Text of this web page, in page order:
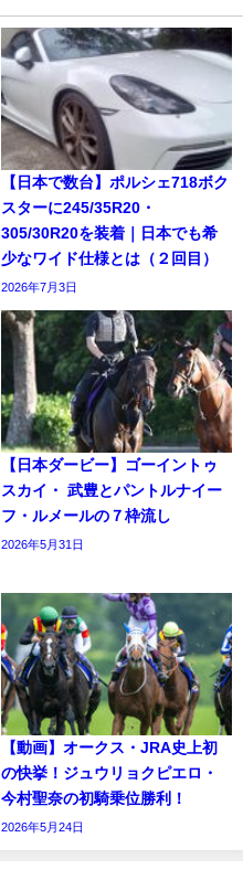
【日本で数台】ポルシェ718ボク
スターに245/35R20・
305/30R20を装着｜日本でも希
少なワイド仕様とは（２回目）
2026年7月3日
【日本ダービー】ゴーイントゥ
スカイ・ 武豊とパントルナイー
フ・ルメールの７枠流し
2026年5月31日
【動画】オークス・JRA史上初
の快挙！ジュウリョクピエロ・
今村聖奈の初騎乗位勝利！
2026年5月24日